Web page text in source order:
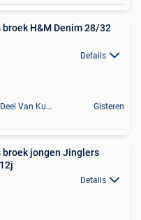
H&M Denim 28/32
Details
Hoegaarden + Deel Van Kumtich + Deel Van Tienen Gisteren
broek jongen Jinglers
Details